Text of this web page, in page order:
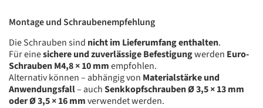
Montage und Schraubenempfehlung
Die Schrauben sind nicht im Lieferumfang enthalten.
Für einesichere und zuverlässige Befestigungwerden Euro-
Schrauben M4,8 × 10 mmempfohlen.
Alternativ können – abhängig von Materialstärke und
Anwendungsfall– auchSenkkopfschrauben Ø 3,5 × 13 mm
oder Ø 3,5 × 16 mmverwendet werden.